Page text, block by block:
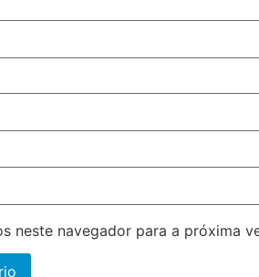
neste navegador para a próxima